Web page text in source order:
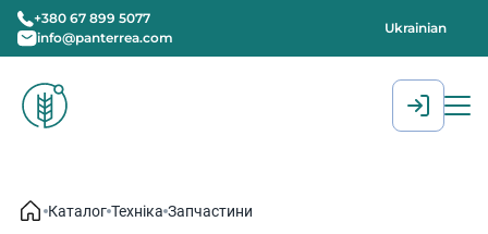
+380 67 899 5077
info@panterrea.com
Ukrainian
Каталог Техніка Запчастини